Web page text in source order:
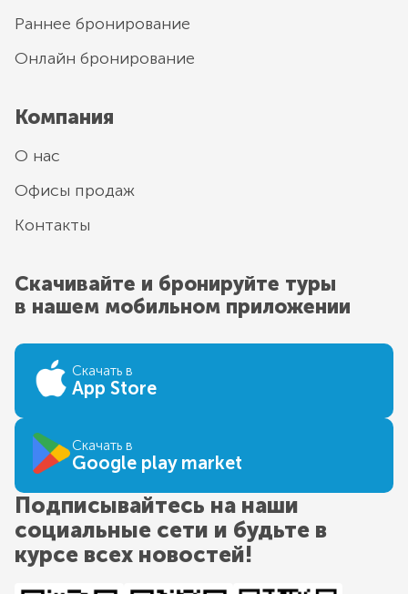
Раннее бронирование
Онлайн бронирование
Компания
О нас
Офисы продаж
Контакты
Скачивайте и бронируйте туры
в нашем мобильном приложении
Скачать в
App Store
Скачать в
Google play market
Подписывайтесь на наши
социальные сети и будьте в
курсе всех новостей!